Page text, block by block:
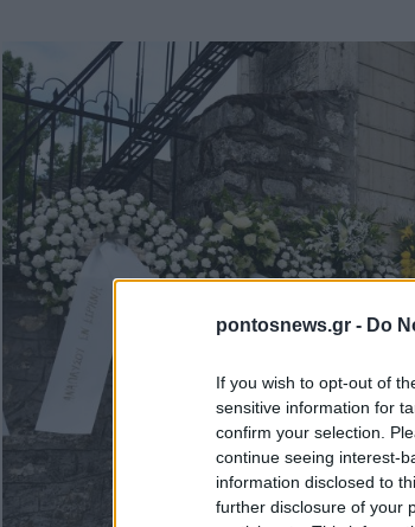
pontosnews.gr - Do
If you wish to opt-out of
sensitive information for
confirm your selection.
continue seeing interest-
information disclosed to
further disclosure of your